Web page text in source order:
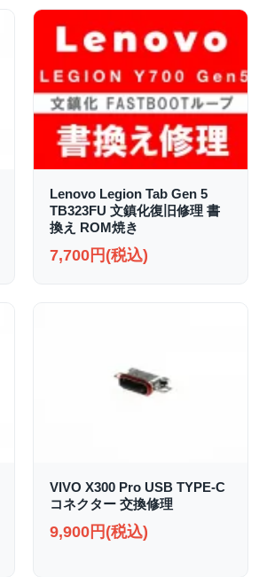
Lenovo Legion Tab Gen 5
TB323FU 文鎮化復旧修理 書
換え ROM焼き
7,700円(税込)
VIVO X300 Pro USB TYPE-C
コネクター 交換修理
9,900円(税込)